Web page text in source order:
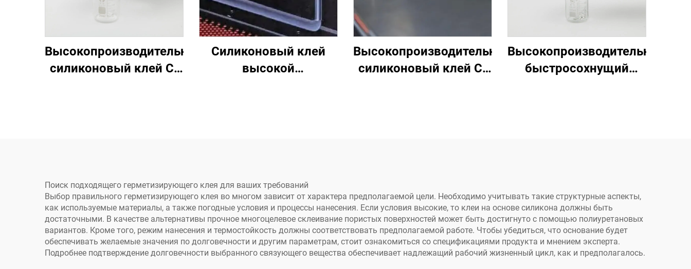
Высокопроизводительный
силиконовый клей C-
Силиконовый клей
высокой
Высокопроизводительный
силиконовый клей C-
Высокопроизводительный
быстросохнущий
Поиск подходящего герметизирующего клея для ваших требований
Выбор правильного герметизирующего клея во многом зависит от характера предполагаемой цели. Необходимо учитывать такие структурные аспекты,
как используемые материалы, а также погодные условия и процессы нанесения. Если условия высокие, то клеи на основе силикона должны быть
достаточными. В качестве альтернативы прочное многоцелевое склеивание пористых поверхностей может быть достигнуто с помощью полиуретановых
вариантов. Кроме того, режим нанесения и термостойкость должны соответствовать предполагаемой работе. Чтобы убедиться, что основание будет
обеспечивать желаемые значения по долговечности и другим параметрам, стоит ознакомиться со спецификациями продукта и мнением эксперта.
Подробнее подтверждение долговечности выбранного связующего вещества обеспечивает надлежащий рабочий жизненный цикл, как и предполагалось.